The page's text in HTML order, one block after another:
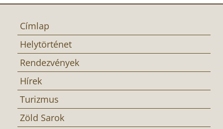
Címlap
Helytörténet
Rendezvények
Hírek
Turizmus
Zöld Sarok